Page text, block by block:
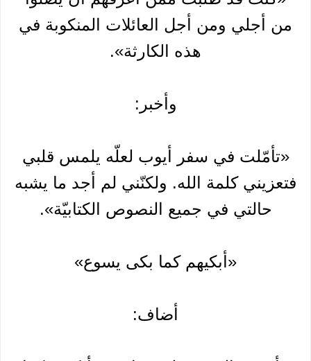
من أجلي ومن أجل العائلات المنكوبة في
هذه الكارثة».
وأخبر:
«تأمّلت في سفر أيوب لعلّه يلمس قلبي
فتعزيني كلمة الله. ولكنّني لم أجد ما يشبه
حالتي في جميع النصوص الكتابيّة».
«أبكيهم كما بكى يسوع»
أضاف: